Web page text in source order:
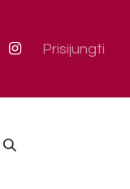
Prisijungti